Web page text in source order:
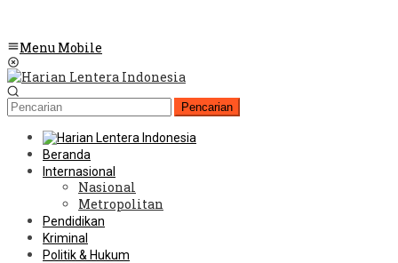
Menu Mobile
Pencarian
Beranda
Internasional
Nasional
Metropolitan
Pendidikan
Kriminal
Politik & Hukum